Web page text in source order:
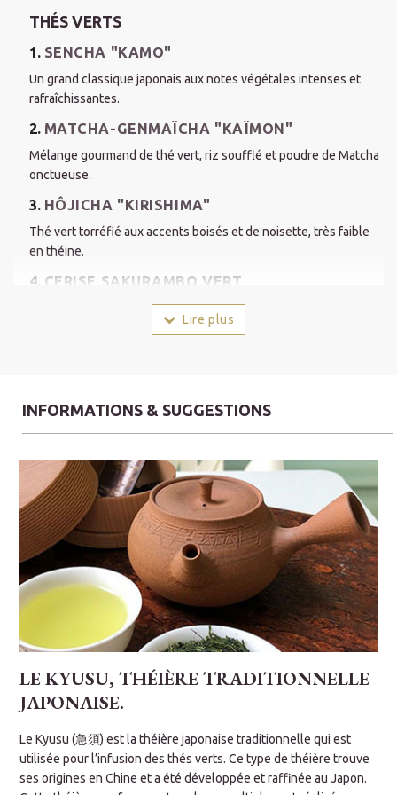
THÉS VERTS
1. SENCHA "KAMO"
Un grand classique japonais aux notes végétales intenses et
rafraîchissantes.
2. MATCHA-GENMAÏCHA "KAÏMON"
Mélange gourmand de thé vert, riz soufflé et poudre de Matcha
onctueuse.
3. HÔJICHA "KIRISHIMA"
Thé vert torréfié aux accents boisés et de noisette, très faible
en théine.
4. CERISE SAKURAMBO VERT
Un parfum printanier évoquant la cerise japonaise sur une base
fruitées délicates.
6.MENTHE CITRONNELLE
Une alliance vive et désaltérante idéale pour un moment de
fraîcheur absolue.
7.FLEURS DE PARADIS
Un bouquet floral et exotique qui transporte les sens dans un
jardin tropical.
8.PRUNE VERT
La douceur acidulée de la prune japonaise (Ume) mariée à la
finesse du thé vert.
9.PÊCHE BLANCHE OOLONG SUPÉRIEUR
saveur veloutée de la pêche.
THÉS NOIRS
Lire plus
INFORMATIONS & SUGGESTIONS
LE KYUSU, THÉIÈRE TRADITIONNELLE
JAPONAISE.
Le Kyusu (急須) est la théière japonaise traditionnelle qui est
utilisée pour l’infusion des thés verts. Ce type de théière trouve
ses origines en Chine et a été développée et raffinée au Japon.